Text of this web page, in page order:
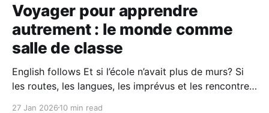
Voyager pour apprendre
autrement : le monde comme
salle de classe
English follows Et si l’école n’avait plus de murs? Si
les routes, les langues, les imprévus et les rencontres
27 Jan 2026 10 min read